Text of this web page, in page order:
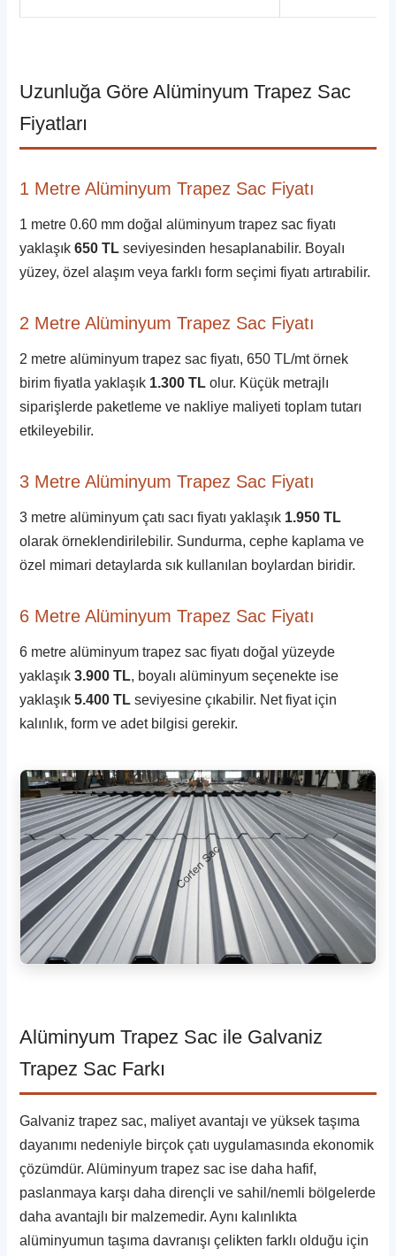
Uzunluğa Göre Alüminyum Trapez Sac
Fiyatları
1 Metre Alüminyum Trapez Sac Fiyatı
1 metre 0.60 mm doğal alüminyum trapez sac fiyatı
yaklaşık650 TL seviyesinden hesaplanabilir. Boyalı
yüzey, özel alaşım veya farklı form seçimi fiyatı artırabilir.
2 Metre Alüminyum Trapez Sac Fiyatı
2 metre alüminyum trapez sac fiyatı, 650 TL/mt örnek
birim fiyatla yaklaşık 1.300 TL olur. Küçük metrajlı
siparişlerde paketleme ve nakliye maliyeti toplam tutarı
etkileyebilir.
3 Metre Alüminyum Trapez Sac Fiyatı
3 metre alüminyum çatı sacı fiyatı yaklaşık 1.950 TL
olarak örneklendirilebilir. Sundurma, cephe kaplama ve
özel mimari detaylarda sık kullanılan boylardan biridir.
6 Metre Alüminyum Trapez Sac Fiyatı
6 metre alüminyum trapez sac fiyatı doğal yüzeyde
yaklaşık3.900 TL, boyalı alüminyum seçenekte ise
yaklaşık5.400 TL seviyesine çıkabilir. Net fiyat için
kalınlık, form ve adet bilgisi gerekir.
Alüminyum Trapez Sac ile Galvaniz
Trapez Sac Farkı
Galvaniz trapez sac, maliyet avantajı ve yüksek taşıma
dayanımı nedeniyle birçok çatı uygulamasında ekonomik
çözümdür. Alüminyum trapez sac ise daha hafif,
paslanmaya karşı daha dirençli ve sahil/nemli bölgelerde
daha avantajlı bir malzemedir. Aynı kalınlıkta
alüminyumun taşıma davranışı çelikten farklı olduğu için